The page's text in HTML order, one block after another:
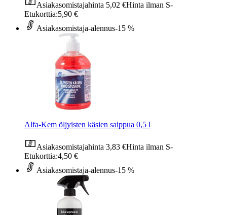
Asiakasomistajahinta 5,02 €Hinta ilman S-
Etukorttia:5,90 €
Asiakasomistaja-alennus-15 %
Alfa-Kem öljyisten käsien saippua 0,5 l
Asiakasomistajahinta 3,83 €Hinta ilman S-
Etukorttia:4,50 €
Asiakasomistaja-alennus-15 %